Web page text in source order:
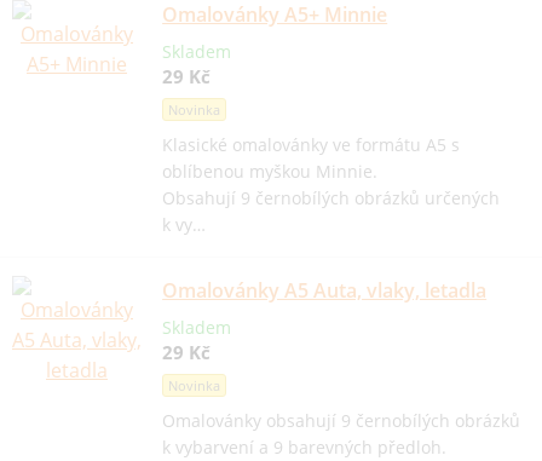
Omalovánky A5+ Minnie
Skladem
29 Kč
Novinka
Klasické omalovánky ve formátu A5 s
oblíbenou myškou Minnie.
Obsahují 9 černobílých obrázků určených
k vy…
Omalovánky A5 Auta, vlaky, letadla
Skladem
29 Kč
Novinka
Omalovánky obsahují 9 černobílých obrázků
k vybarvení a 9 barevných předloh.